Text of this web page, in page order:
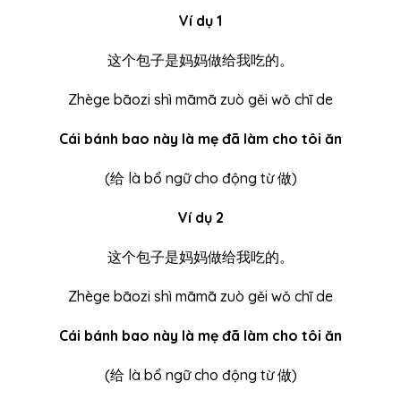
Ví dụ 1
这个包子是妈妈做给我吃的。
Zhège bāozi shì māmā zuò gěi wǒ chī de
Cái bánh bao này là mẹ đã làm cho tôi ăn
(给là bổ ngữ cho động từ 做)
Ví dụ 2
这个包子是妈妈做给我吃的。
Zhège bāozi shì māmā zuò gěi wǒ chī de
Cái bánh bao này là mẹ đã làm cho tôi ăn
(给là bổ ngữ cho động từ 做)